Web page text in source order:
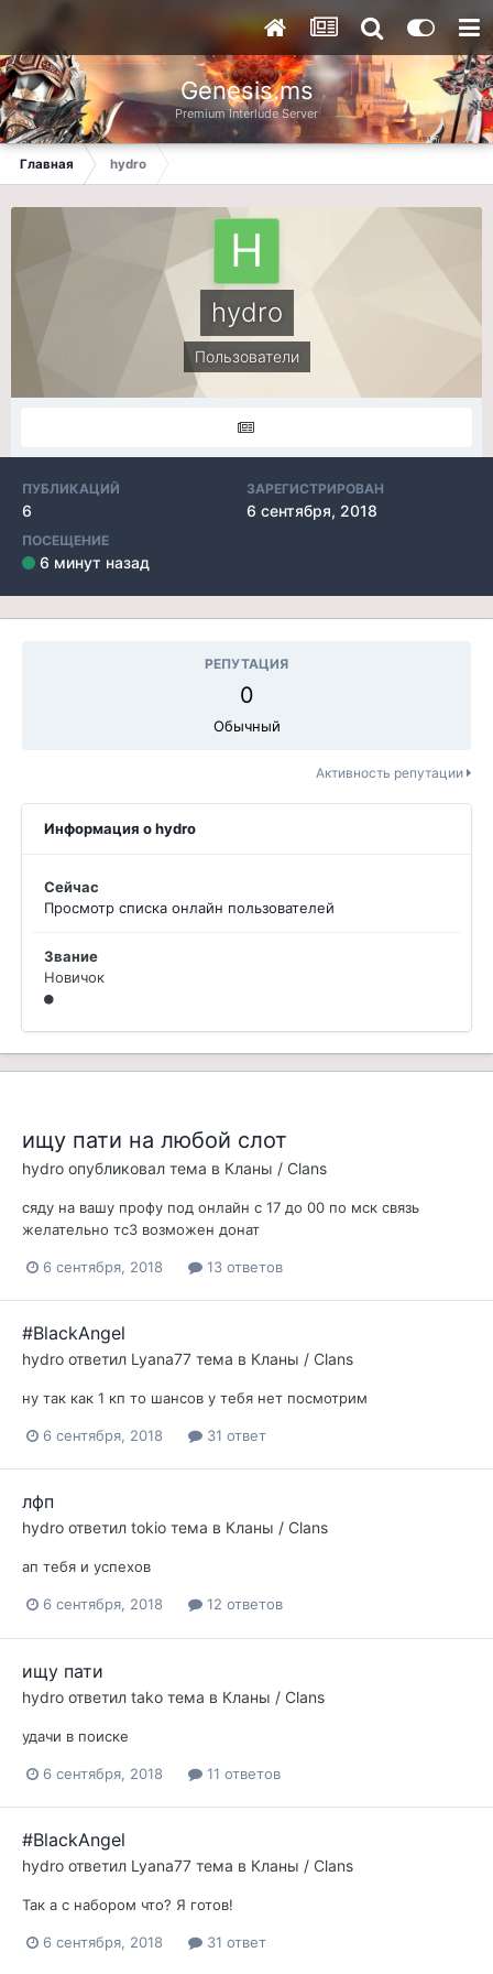
Genesis.ms
Premium Interlude Server
Главная hydro
hydro
Пользователи
ПУБЛИКАЦИЙ
6
ЗАРЕГИСТРИРОВАН
6 сентября, 2018
ПОСЕЩЕНИЕ
6 минут назад
РЕПУТАЦИЯ
0
Обычный
Активность репутации
Информация о hydro
Сейчас
Просмотр списка онлайн пользователей
Звание
Новичок
ищу пати на любой слот
hydro опубликовал тема в Кланы / Clans
сяду на вашу профу под онлайн с 17 до 00 по мск связь
желательно тс3 возможен донат
6 сентября, 2018 13 ответов
#BlackAngel
hydro ответил Lyana77 тема в Кланы / Clans
ну так как 1 кп то шансов у тебя нет посмотрим
6 сентября, 2018 31 ответ
лфп
hydro ответил tokio тема в Кланы / Clans
ап тебя и успехов
6 сентября, 2018 12 ответов
ищу пати
hydro ответил tako тема в Кланы / Clans
удачи в поиске
6 сентября, 2018 11 ответов
#BlackAngel
hydro ответил Lyana77 тема в Кланы / Clans
Так а с набором что? Я готов!
6 сентября, 2018 31 ответ